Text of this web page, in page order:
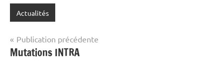
Actualités
Navigation
de
Publication précédente
Mutations INTRA